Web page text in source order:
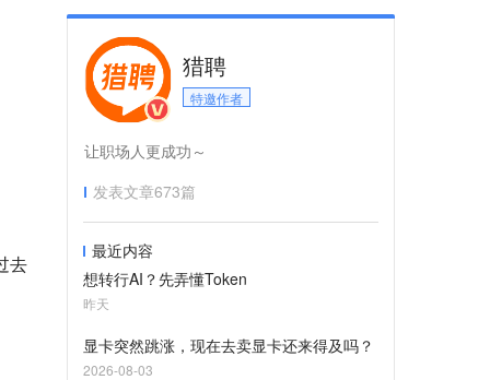
去
猎聘
特邀作者
让职场人更成功～
发表文章673篇
最近内容
想转行AI？先弄懂Token
昨天
显卡突然跳涨，现在去卖显卡还来得及吗？
2026-08-03